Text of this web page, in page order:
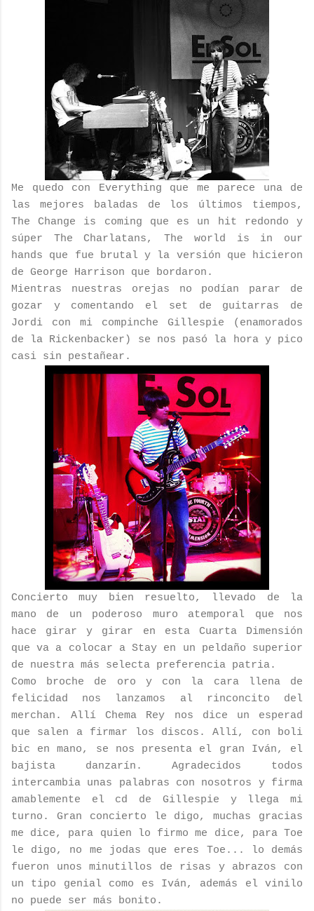
Me quedo con Everything que me parece una de
las mejores baladas de los últimos tiempos,
The Change is coming que es un hit redondo y
súper The Charlatans, The world is in our
hands que fue brutal y la versión que hicieron
de George Harrison que bordaron.
Mientras nuestras orejas no podían parar de
gozar y comentando el set de guitarras de
Jordi con mi compinche Gillespie (enamorados
de la Rickenbacker) se nos pasó la hora y pico
casi sin pestañear.
Concierto muy bien resuelto, llevado de la
mano de un poderoso muro atemporal que nos
hace girar y girar en esta Cuarta Dimensión
que va a colocar a Stay en un peldaño superior
de nuestra más selecta preferencia patria.
Como broche de oro y con la cara llena de
felicidad nos lanzamos al rinconcito del
merchan. Allí Chema Rey nos dice un esperad
que salen a firmar los discos. Allí, con boli
bic en mano, se nos presenta el gran Iván, el
bajista danzarín. Agradecidos todos
intercambia unas palabras con nosotros y firma
amablemente el cd de Gillespie y llega mi
turno. Gran concierto le digo, muchas gracias
me dice, para quien lo firmo me dice, para Toe
le digo, no me jodas que eres Toe... lo demás
fueron unos minutillos de risas y abrazos con
un tipo genial como es Iván, además el vinilo
no puede ser más bonito.